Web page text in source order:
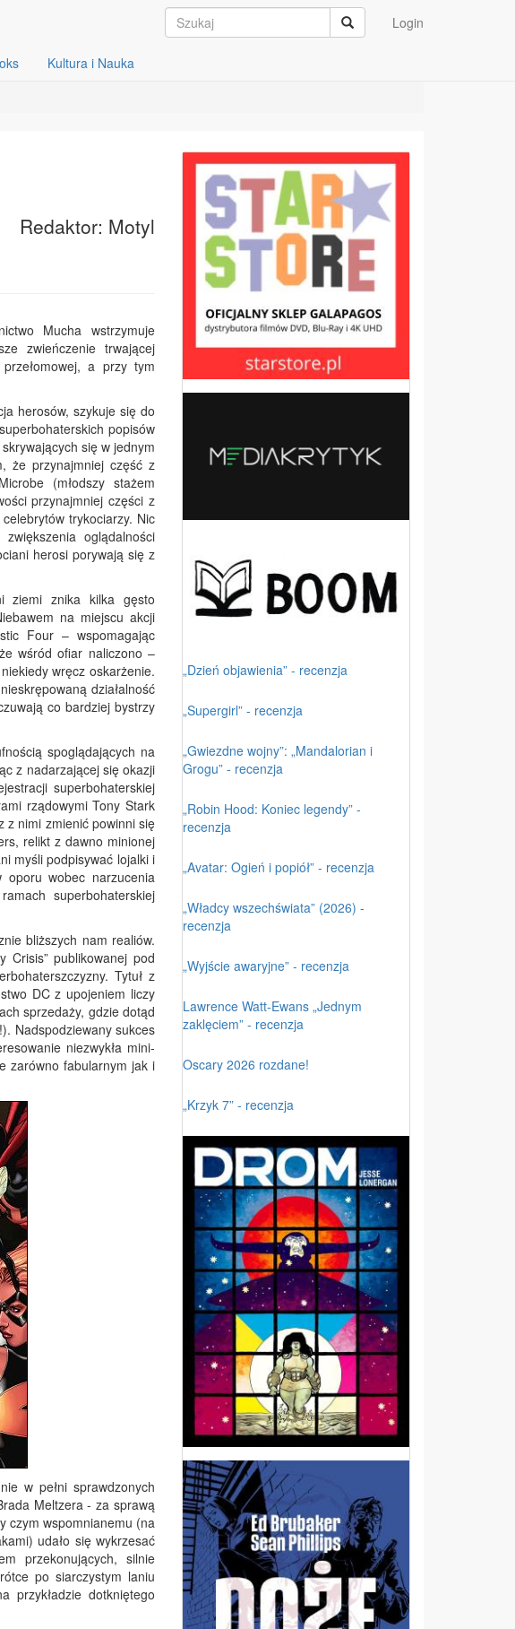
Login
Kultura i Nauka
Redaktor: Motyl
Mucha wstrzymuje
zwieńczenie trwającej
a przy tym
herosów, szykuje się do
popisów
się w jednym
że przynajmniej część z
(młodszy stażem
przynajmniej części z
trykociarzy. Nic
oglądalności
herosi porywają się z
ziemi znika kilka gęsto
na miejscu akcji
Four – wspomagając
wśród ofiar naliczono –
wręcz oskarżenie.
działalność
co bardziej bystrzy
spoglądających na
z nadarzającej się okazji
superbohaterskiej
rządowymi Tony Stark
z nimi zmienić powinni się
relikt z dawno minionej
myśli podpisywać lojalki i
oporu wobec narzucenia
superbohaterskiej
bliższych nam realiów.
Crisis” publikowanej pod
Tytuł z
DC z upojeniem liczy
sprzedaży, gdzie dotąd
Nadspodziewany sukces
niezwykła mini-
zarówno fabularnym jak i
w pełni sprawdzonych
Meltzera - za sprawą
czym wspomnianemu (na
udało się wykrzesać
przekonujących, silnie
po siarczystym laniu
przykładzie dotkniętego
„Dzień objawienia” - recenzja
„Supergirl” - recenzja
„Gwiezdne wojny”: „Mandalorian i
Grogu” - recenzja
„Robin Hood: Koniec legendy” -
recenzja
„Avatar: Ogień i popiół” - recenzja
„Władcy wszechświata” (2026) -
recenzja
„Wyjście awaryjne” - recenzja
Lawrence Watt-Ewans „Jednym
zaklęciem” - recenzja
Oscary 2026 rozdane!
„Krzyk 7” - recenzja